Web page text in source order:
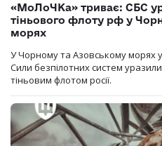
«МоЛоЧКа» триває: СБС
тіньового флоту рф у
морях
У Чорному та Азовському морях
Сили безпілотних систем
тіньовим флотом росії.